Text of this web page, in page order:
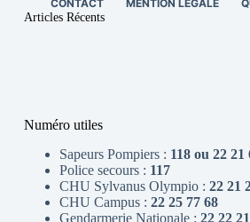
CONTACT MENTION LÉGALE
Articles Récents
Numéro utiles
Sapeurs Pompiers : 118 ou 22 21
Police secours : 117
CHU Sylvanus Olympio : 22 21
CHU Campus : 22 25 77 68
Gendarmerie Nationale : 22 22